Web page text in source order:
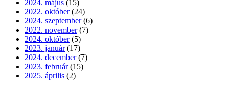
2024. május (15)
2022. október (24)
2024. szeptember (6)
2022. november (7)
2024. október (5)
2023. január (17)
2024. december (7)
2023. február (15)
2025. április (2)